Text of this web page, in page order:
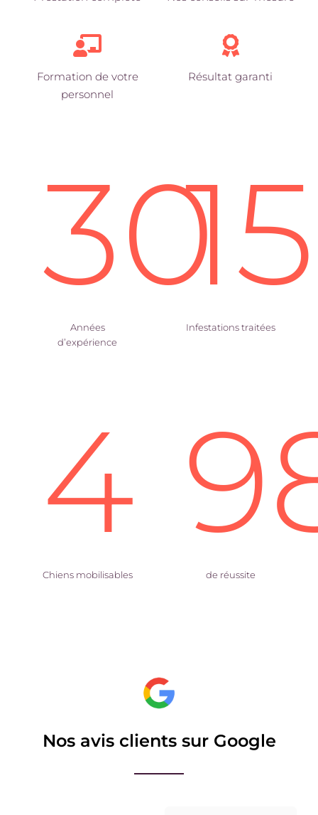
Formation de votre
personnel
Résultat garanti
30
Années
d’expérience
Infestations traitées
4
Chiens mobilisables de réussite
Nos avis clients sur Google